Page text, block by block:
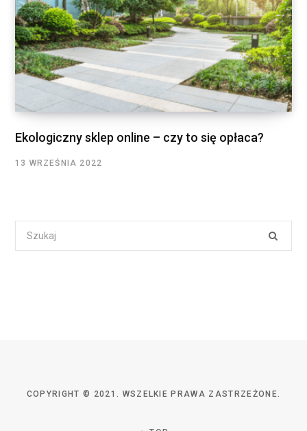
Ekologiczny sklep online – czy to się opłaca?
13 WRZEŚNIA 2022
COPYRIGHT © 2021. WSZELKIE PRAWA ZASTRZEŻONE.